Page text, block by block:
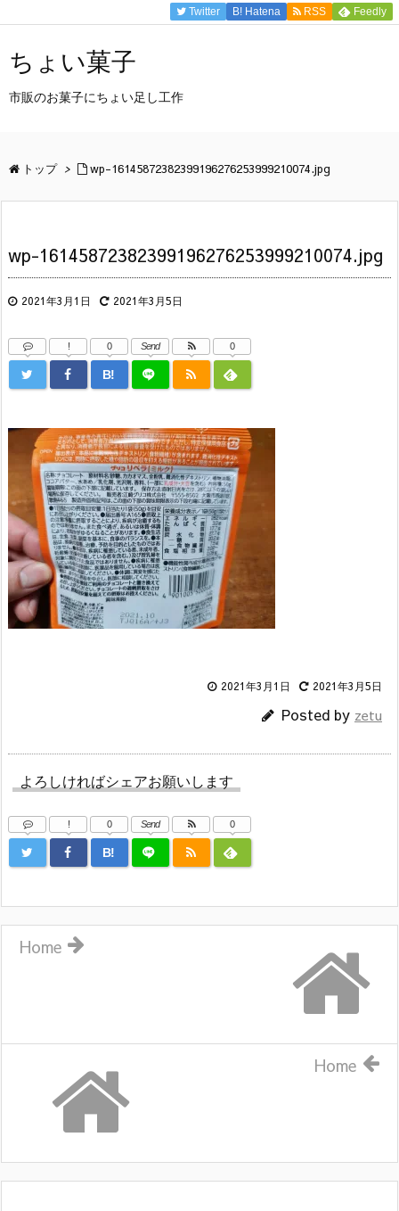
Twitter B! Hatena RSS Feedly
ちょい菓子
市販のお菓子にちょい足し工作
トップ > wp-16145872382399196276253999210074.jpg
wp-16145872382399196276253999210074.jpg
2021年3月1日 2021年3月5日
!
B!
0 Send 0
2021年3月1日 2021年3月5日
Posted by zetu
よろしければシェアお願いします
!
B!
0 Send 0
Home
Home